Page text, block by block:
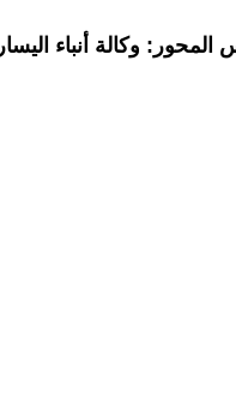
وكالة أنباء اليسار